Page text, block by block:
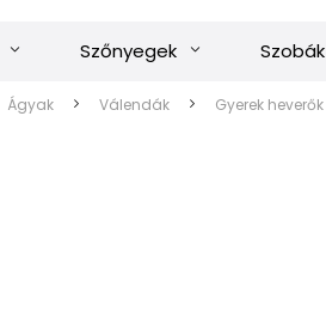
Szőnyegek Szobák
Ágyak Válendák Gyerek heverők